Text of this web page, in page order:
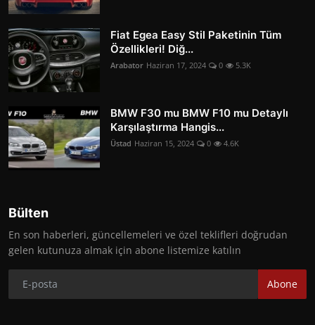
Fiat Egea Easy Stil Paketinin Tüm
Özellikleri! Diğ...
Arabator Haziran 17, 2024 0 5.3K
BMW F30 mu BMW F10 mu Detaylı
Karşılaştırma Hangis...
Üstad Haziran 15, 2024 0 4.6K
Bülten
En son haberleri, güncellemeleri ve özel teklifleri doğrudan
gelen kutunuza almak için abone listemize katılın
Abone